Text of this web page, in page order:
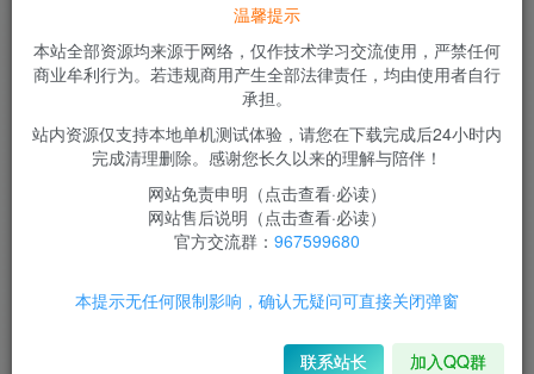
￥6.6
登录购买
此内容为付费阅读，请付费后查看
效果图
温馨提示
本站全部资源均来源于网络，仅作技术学习交流使用，严禁任何
商业牟利行为。若违规商用产生全部法律责任，均由使用者自行
承担。
站内资源仅支持本地单机测试体验，请您在下载完成后24小时内
完成清理删除。感谢您长久以来的理解与陪伴！
网站免责申明（点击查看·必读）
网站售后说明（点击查看·必读）
官方交流群： 967599680
本提示无任何限制影响，确认无疑问可直接关闭弹窗
联系站长 加入QQ群